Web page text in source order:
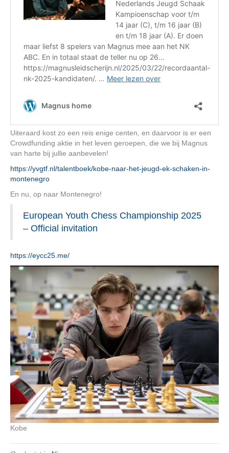
Uiteraard kost zo een reis enige centen, en daarvoor is er een
Crowdfunding aktie in het leven geroepen, die we bij Magnus
van harte bij jullie aanbevelen!
https://yvgtf.nl/talentboek/kobe-naar-het-jeugd-ek-schaken-in-
montenegro
En nu, op naar Montenegro!
European Youth Chess Championship 2025
– Official invitation
https://eycc25.me/
Kobe